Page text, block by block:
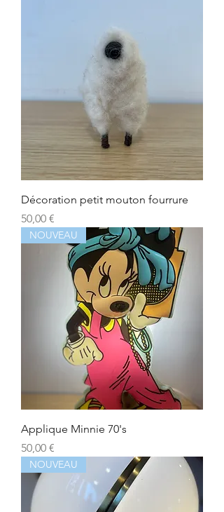
Décoration petit mouton fourrure
Prix
50,00 €
NOUVEAU
Applique Minnie 70's
Prix
50,00 €
NOUVEAU